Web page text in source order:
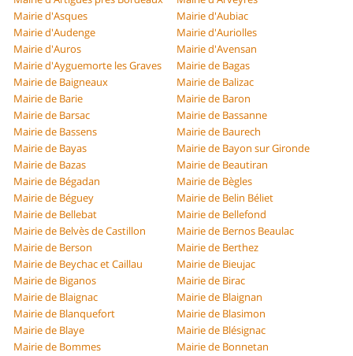
Mairie d'Asques
Mairie d'Aubiac
Mairie d'Audenge
Mairie d'Auriolles
Mairie d'Auros
Mairie d'Avensan
Mairie d'Ayguemorte les Graves
Mairie de Bagas
Mairie de Baigneaux
Mairie de Balizac
Mairie de Barie
Mairie de Baron
Mairie de Barsac
Mairie de Bassanne
Mairie de Bassens
Mairie de Baurech
Mairie de Bayas
Mairie de Bayon sur Gironde
Mairie de Bazas
Mairie de Beautiran
Mairie de Bégadan
Mairie de Bègles
Mairie de Béguey
Mairie de Belin Béliet
Mairie de Bellebat
Mairie de Bellefond
Mairie de Belvès de Castillon
Mairie de Bernos Beaulac
Mairie de Berson
Mairie de Berthez
Mairie de Beychac et Caillau
Mairie de Bieujac
Mairie de Biganos
Mairie de Birac
Mairie de Blaignac
Mairie de Blaignan
Mairie de Blanquefort
Mairie de Blasimon
Mairie de Blaye
Mairie de Blésignac
Mairie de Bommes
Mairie de Bonnetan